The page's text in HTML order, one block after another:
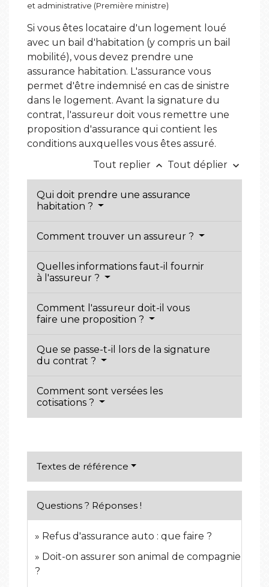
et administrative (Première ministre)
Si vous êtes locataire d'un logement loué
avec un bail d'habitation (y compris un bail
mobilité), vous devez prendre une
assurance habitation. L'assurance vous
permet d'être indemnisé en cas de sinistre
dans le logement. Avant la signature du
contrat, l'assureur doit vous remettre une
proposition d'assurance qui contient les
conditions auxquelles vous êtes assuré.
Tout replier keyboard_arrow_up Tout déplier keyboard_arrow_down
Qui doit prendre une assurance
habitation ?
Comment trouver un assureur ?
Quelles informations faut-il fournir
à l'assureur ?
Comment l'assureur doit-il vous
faire une proposition ?
Que se passe-t-il lors de la signature
du contrat ?
Comment sont versées les
cotisations ?
Textes de référence
Questions ? Réponses !
Refus d'assurance auto : que faire ?
Doit-on assurer son animal de compagnie
?